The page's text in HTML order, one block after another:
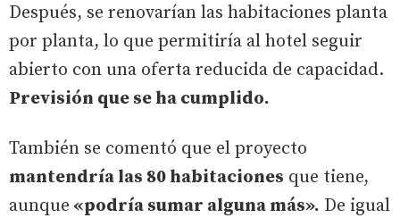
Después, se renovarían las habitaciones planta
por planta, lo que permitiría al hotel seguir
abierto con una oferta reducida de capacidad.
Previsión que se ha cumplido.
También se comentó que el proyecto
mantendría las 80 habitaciones que tiene,
aunque «podría sumar alguna más». De igual